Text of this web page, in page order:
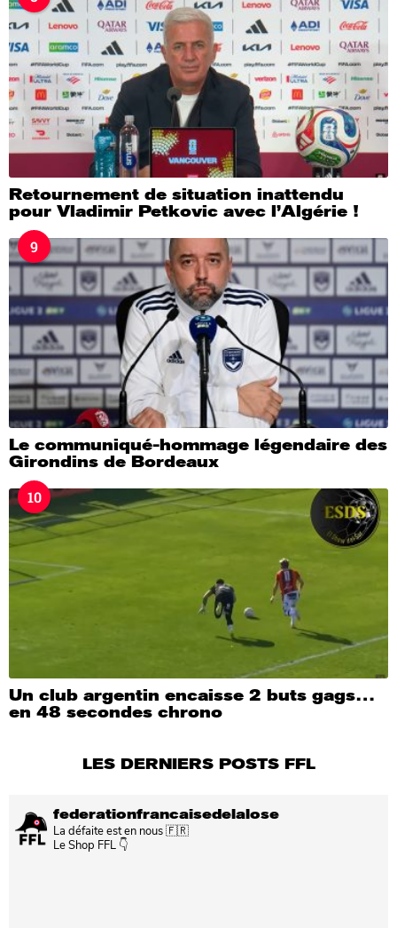
Retournement de situation inattendu
pour Vladimir Petkovic avec l’Algérie !
9
Le communiqué-hommage légendaire des
Girondins de Bordeaux
10
Un club argentin encaisse 2 buts gags…
en 48 secondes chrono
LES DERNIERS POSTS FFL
federationfrancaisedelalose
La défaite est en nous 🇫🇷
Le Shop FFL 👇